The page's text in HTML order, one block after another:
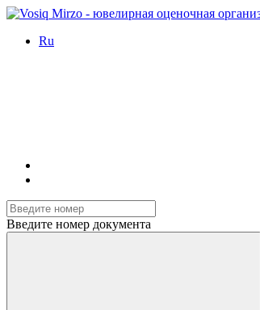
Ru
Введите номер документа